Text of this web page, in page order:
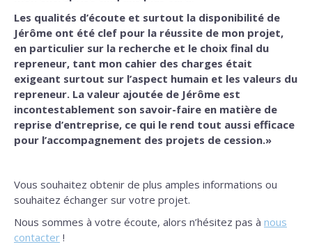
Les qualités d’écoute et surtout la disponibilité de
Jérôme ont été clef pour la réussite de mon projet,
en particulier sur la recherche et le choix final du
repreneur, tant mon cahier des charges était
exigeant surtout sur l’aspect humain et les valeurs du
repreneur. La valeur ajoutée de Jérôme est
incontestablement son savoir-faire en matière de
reprise d’entreprise, ce qui le rend tout aussi efficace
pour l’accompagnement des projets de cession.»
Vous souhaitez obtenir de plus amples informations ou
souhaitez échanger sur votre projet.
Nous sommes à votre écoute, alors n’hésitez pas à nous
contacter !